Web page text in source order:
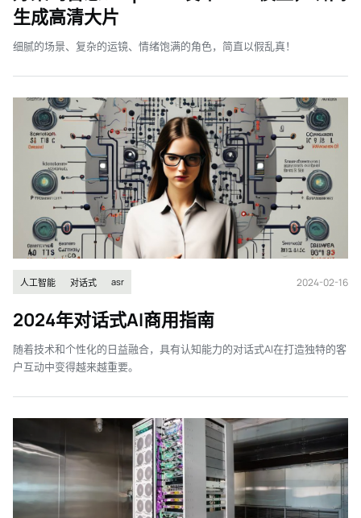
生成高清大片
细腻的场景、复杂的运镜、情绪饱满的角色，简直以假乱真！
人工智能 对话式 asr 2024-02-16
2024年对话式AI商用指南
随着技术和个性化的日益融合，具有认知能力的对话式AI在打造独特的客
户互动中变得越来越重要。